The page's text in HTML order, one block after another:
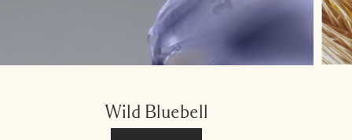
Wild Bluebell